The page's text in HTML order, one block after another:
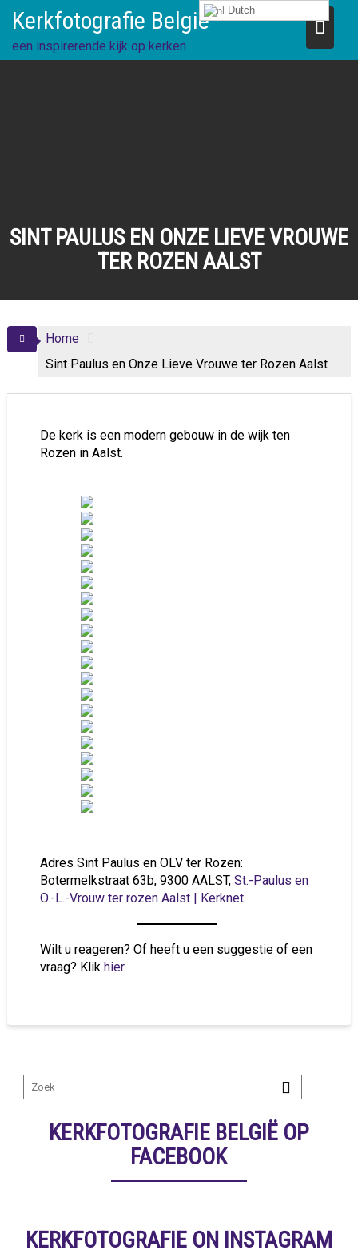
direct
naar
de
Kerkfotografie België
een inspirerende kijk op kerken
SINT PAULUS EN ONZE LIEVE VROUWE
TER ROZEN AALST
Home
Sint Paulus en Onze Lieve Vrouwe ter Rozen Aalst
De kerk is een modern gebouw in de wijk ten
Rozen in Aalst.
Adres Sint Paulus en OLV ter Rozen:
Botermelkstraat 63b, 9300 AALST, St.-Paulus en
O.-L.-Vrouw ter rozen Aalst | Kerknet
Wilt u reageren? Of heeft u een suggestie of een
vraag? Klik hier.
KERKFOTOGRAFIE BELGIË OP
FACEBOOK
KERKFOTOGRAFIE ON INSTAGRAM
Dutch